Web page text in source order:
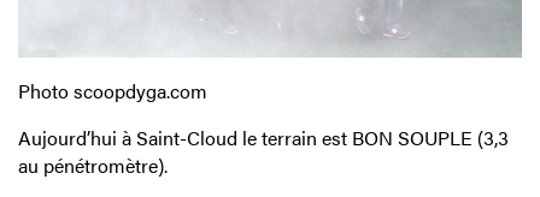
Photo scoopdyga.com
Aujourd’hui à Saint-Cloud le terrain est BON SOUPLE (3,3
au pénétromètre).